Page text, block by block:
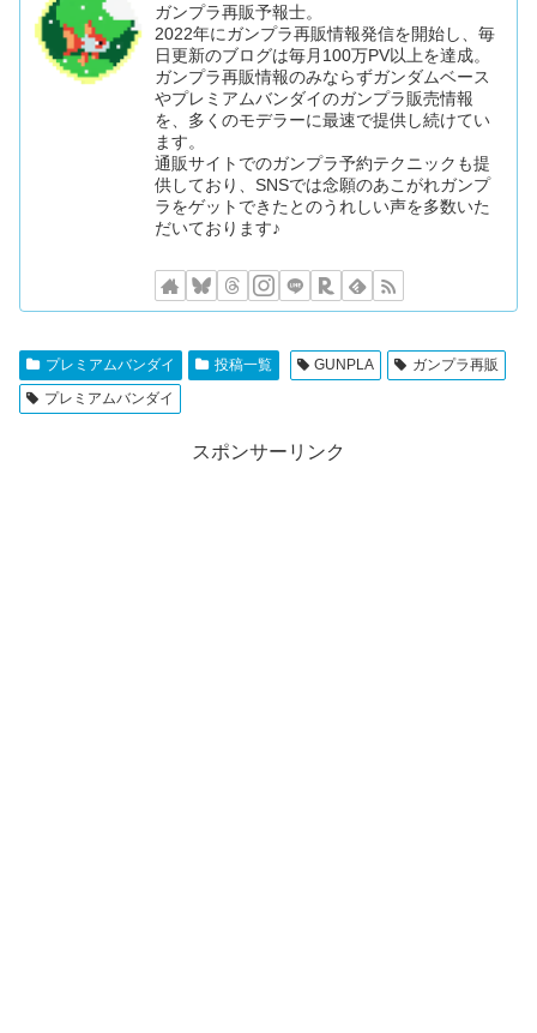
ガンプラ再販予報士。
2022年にガンプラ再販情報発信を開始し、毎
日更新のブログは毎月100万PV以上を達成。
ガンプラ再販情報のみならずガンダムベース
やプレミアムバンダイのガンプラ販売情報
を、多くのモデラーに最速で提供し続けてい
ます。
通販サイトでのガンプラ予約テクニックも提
供しており、SNSでは念願のあこがれガンプ
ラをゲットできたとのうれしい声を多数いた
だいております♪
プレミアムバンダイ 投稿一覧 GUNPLA
ガンプラ再販
プレミアムバンダイ
スポンサーリンク